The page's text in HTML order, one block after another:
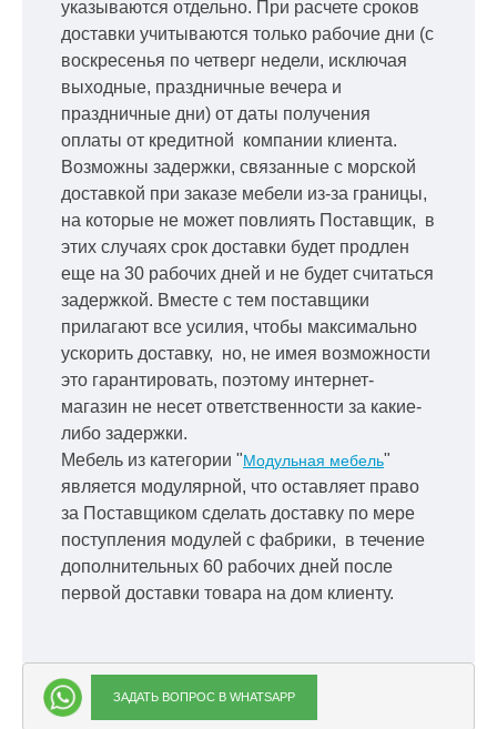
указываются отдельно. При расчете сроков
доставки учитываются только рабочие дни (с
воскресенья по четверг недели, исключая
выходные, праздничные вечера и
праздничные дни) от даты получения
оплаты от кредитной компании клиента.
Возможны задержки, связанные с морской
доставкой при заказе мебели из-за границы,
на которые не может повлиять Поставщик, в
этих случаях срок доставки будет продлен
еще на 30 рабочих дней и не будет считаться
задержкой. Вместе с тем поставщики
прилагают все усилия, чтобы максимально
ускорить доставку, но, не имея возможности
это гарантировать, поэтому интернет-
магазин не несет ответственности за какие-
либо задержки.
Мебель из категории "Модульная мебель"
является модулярной, что оставляет право
за Поставщиком сделать доставку по мере
поступления модулей с фабрики, в течение
дополнительных 60 рабочих дней после
первой доставки товара на дом клиенту.
ЗАДАТЬ ВОПРОС В WHATSAPP